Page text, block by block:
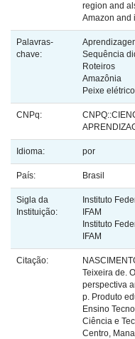
region and
Amazon and
Palavras-
chave:
Sequência
Roteiros
Amazônia
Peixe elétrico
CNPq:
Idioma: por
País: Brasil
Sigla da
Instituição:
Instituto
IFAM
Instituto
IFAM
Citação:
Teixeira de.
perspectiva
p. Produto
Ensino
Ciência e
Centro,